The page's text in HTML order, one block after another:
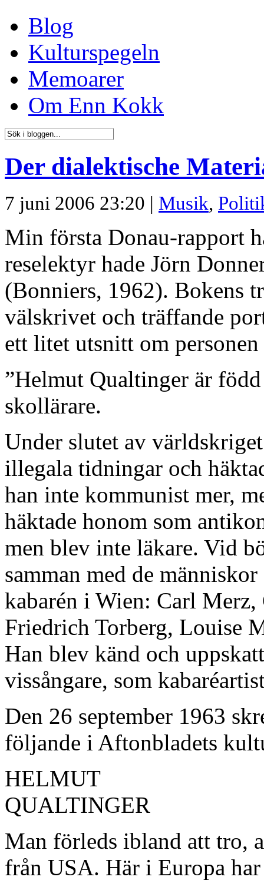
Blog
Kulturspegeln
Memoarer
Om Enn Kokk
Der dialektische
7 juni 2006 23:20 | Musik,
Min första Donau-rapport
reselektyr hade Jörn
(Bonniers, 1962). Bokens
välskrivet och träffande
ett litet utsnitt om
”Helmut Qualtinger är
skollärare.
Under slutet av
illegala tidningar och
han inte kommunist mer,
häktade honom som
men blev inte läkare. Vid
samman med de
kabarén i Wien: Carl Merz,
Friedrich Torberg, Louise
Han blev känd och
vissångare, som
Den 26 september 1963
följande i Aftonbladets
HELMUT
QUALTINGER
Man förleds ibland att tro,
från USA. Här i Europa